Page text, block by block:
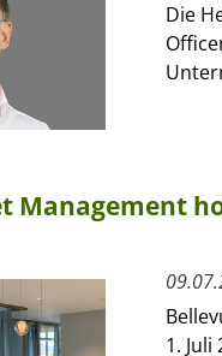
Die
Management
1.